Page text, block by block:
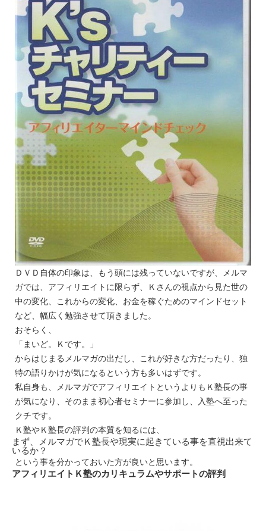
ＤＶＤ自体の印象は、もう頭には残っていないですが、メルマ
ガでは、アフィリエイトに限らず、Ｋさんの視点から見た世の
中の変化、これからの変化、お金を稼ぐためのマインドセット
など、幅広く勉強させて頂きました。
おそらく、
「まいど。Ｋです。」
からはじまるメルマガの出だし、これが好きな方だったり、独
特の語りかけが気になるという方も多いはずです。
私自身も、メルマガでアフィリエイトというよりもＫ塾長の事
が気になり、そのまま初心者セミナーに参加し、入塾へ至った
クチです。
Ｋ塾やＫ塾長の評判の本質を知るには、
まず、メルマガでＫ塾長や現実に起きている事を直視出来て
いるか？
という事を分かっておいた方が良いと思います。
アフィリエイトＫ塾のカリキュラムやサポートの評判